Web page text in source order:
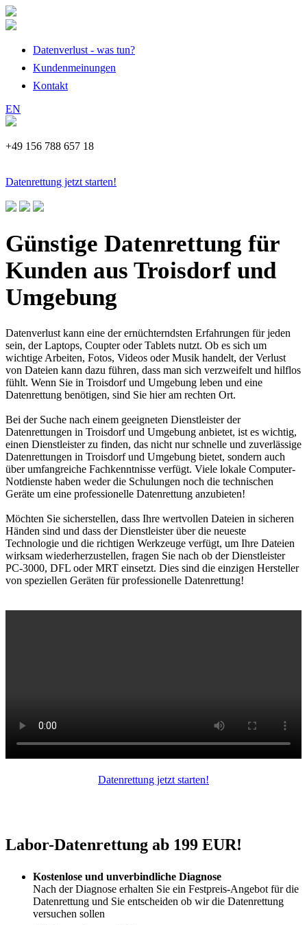
Datenverlust - was tun?
Kundenmeinungen
Kontakt
EN
+49 156 788 657 18
Datenrettung jetzt starten!
Günstige Datenrettung für
Kunden aus Troisdorf und
Umgebung
Datenverlust kann eine der ernüchterndsten Erfahrungen für jeden
sein, der Laptops, Coupter oder Tablets nutzt. Ob es sich um
wichtige Arbeiten, Fotos, Videos oder Musik handelt, der Verlust
von Dateien kann dazu führen, dass man sich verzweifelt und hilflos
fühlt. Wenn Sie in Troisdorf und Umgebung leben und eine
Datenrettung benötigen, sind Sie hier am rechten Ort.
Bei der Suche nach einem geeigneten Dienstleister der
Datenrettungen in Troisdorf und Umgebung anbietet, ist es wichtig,
einen Dienstleister zu finden, das nicht nur schnelle und zuverlässige
Datenrettungen in Troisdorf und Umgebung bietet, sondern auch
über umfangreiche Fachkenntnisse verfügt. Viele lokale Computer-
Notdienste haben weder die Schulungen noch die technischen
Geräte um eine professionelle Datenrettung anzubieten!
Möchten Sie sicherstellen, dass Ihre wertvollen Dateien in sicheren
Händen sind und dass der Dienstleister über die neueste
Technologie und die richtigen Werkzeuge verfügt, um Ihre Dateien
wirksam wiederherzustellen, fragen Sie nach ob der Dienstleister
PC-3000, DFL oder MRT einsetzt. Dies sind die einzigen Hersteller
von speziellen Geräten für professionelle Datenrettung!
Datenrettung jetzt starten!
Labor-Datenrettung ab 199 EUR!
Kostenlose und unverbindliche Diagnose
Nach der Diagnose erhalten Sie ein Festpreis-Angebot für die
Datenrettung und Sie entscheiden ob wir die Datenrettung
versuchen sollen